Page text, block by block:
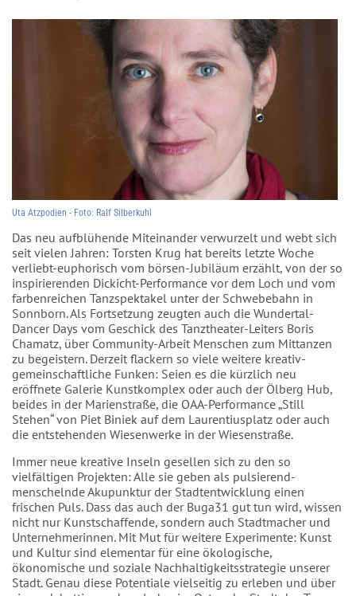
Uta Atzpodien - Foto: Ralf Silberkuhl
Das neu aufblühende Miteinander verwurzelt und webt sich
seit vielen Jahren: Torsten Krug hat bereits letzte Woche
verliebt-euphorisch vom börsen-Jubiläum erzählt, von der so
inspirierenden Dickicht-Performance vor dem Loch und vom
farbenreichen Tanzspektakel unter der Schwebebahn in
Sonnborn. Als Fortsetzung zeugten auch die Wundertal-
Dancer Days vom Geschick des Tanztheater-Leiters Boris
Chamatz, über Community-Arbeit Menschen zum Mittanzen
zu begeistern. Derzeit flackern so viele weitere kreativ-
gemeinschaftliche Funken: Seien es die kürzlich neu
eröffnete Galerie Kunstkomplex oder auch der Ölberg Hub,
beides in der Marienstraße, die OAA-Performance „Still
Stehen“ von Piet Biniek auf dem Laurentiusplatz oder auch
die entstehenden Wiesenwerke in der Wiesenstraße.
Immer neue kreative Inseln gesellen sich zu den so
vielfältigen Projekten: Alle sie geben als pulsierend-
menschelnde Akupunktur der Stadtentwicklung einen
frischen Puls. Dass das auch der Buga31 gut tun wird, wissen
nicht nur Kunstschaffende, sondern auch Stadtmacher und
Unternehmerinnen. Mit Mut für weitere Experimente: Kunst
und Kultur sind elementar für eine ökologische,
ökonomische und soziale Nachhaltigkeitsstrategie unserer
Stadt. Genau diese Potentiale vielseitig zu erleben und über